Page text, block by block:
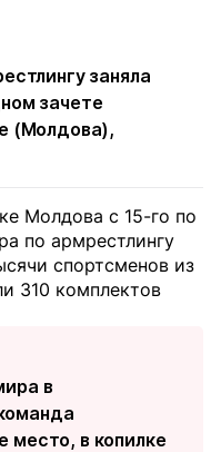
заняла
зачете
(Молдова),
Молдова с 15-го по
по армрестлингу
спортсменов из
310 комплектов
в
место, в копилке